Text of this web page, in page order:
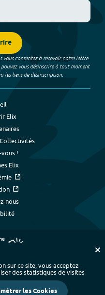
vous consentez à recevoir notre lettre
vous désinscrire à tout moment
les liens de désinscription.
Elix
vous !
Elix
nous
alphabétique
-
- Paramétrer les cookies
sur ce site, vous acceptez
des statistiques de visites
les Cookies